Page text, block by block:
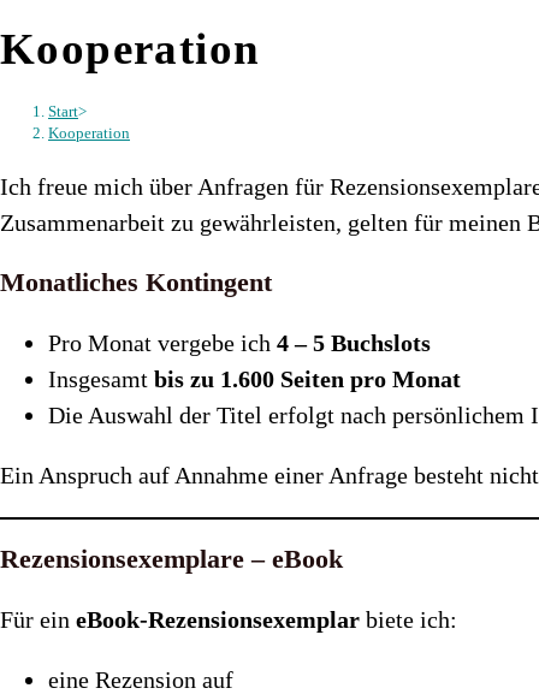
Kooperation
Start>
Kooperation
Ich freue mich über Anfragen für
Zusammenarbeit zu gewährleisten, gelten für meinen
Monatliches Kontingent
Pro Monat vergebe ich 4 – 5 Buchslots
Insgesamt bis zu 1.600 Seiten pro Monat
Die Auswahl der Titel erfolgt nach
Ein Anspruch auf Annahme einer Anfrage besteht
Rezensionsexemplare – eBook
Für ein eBook-Rezensionsexemplar biete ich:
eine Rezension auf